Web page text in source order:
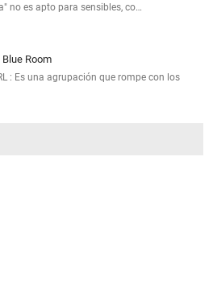
no es apto para sensibles, co…
Blue Room
: Es una agrupación que rompe con los